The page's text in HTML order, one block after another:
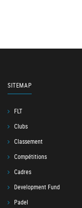
SITEMAP
FLT
Clubs
Classement
Compétitions
Cadres
Development Fund
Padel